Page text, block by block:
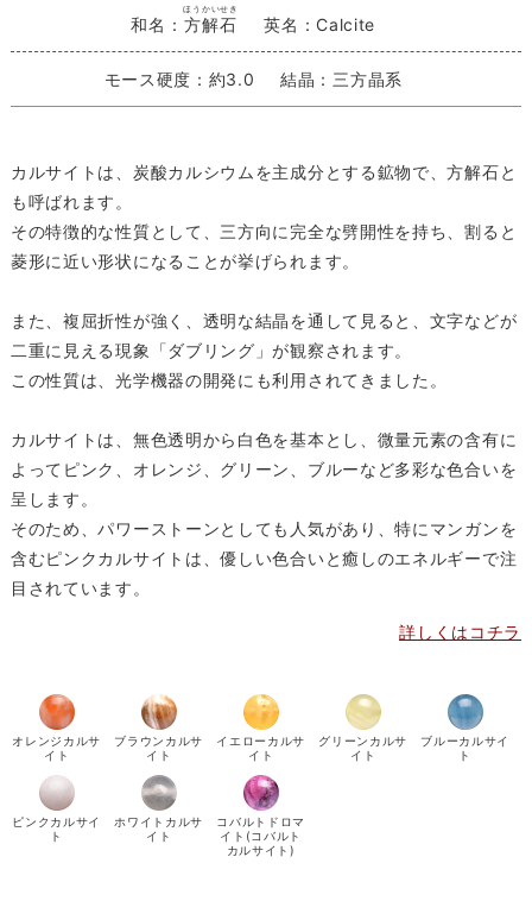
和名： 方解石
ほうかいせき
英名：Calcite
モース硬度：約3.0 結晶：三方晶系
カルサイトは、炭酸カルシウムを主成分とする鉱物で、方解石と
も呼ばれます。
その特徴的な性質として、三方向に完全な劈開性を持ち、割ると
菱形に近い形状になることが挙げられます。
また、複屈折性が強く、透明な結晶を通して見ると、文字などが
二重に見える現象「ダブリング」が観察されます。
この性質は、光学機器の開発にも利用されてきました。
カルサイトは、無色透明から白色を基本とし、微量元素の含有に
よってピンク、オレンジ、グリーン、ブルーなど多彩な色合いを
呈します。
そのため、パワーストーンとしても人気があり、特にマンガンを
含むピンクカルサイトは、優しい色合いと癒しのエネルギーで注
目されています。
詳しくはコチラ
オレンジカルサ
イト
ブラウンカルサ
イト
イエローカルサ
イト
グリーンカルサ
イト
ブルーカルサイ
ト
ピンクカルサイ
ト
ホワイトカルサ
イト
コバルトドロマ
イト(コバルト
カルサイト)